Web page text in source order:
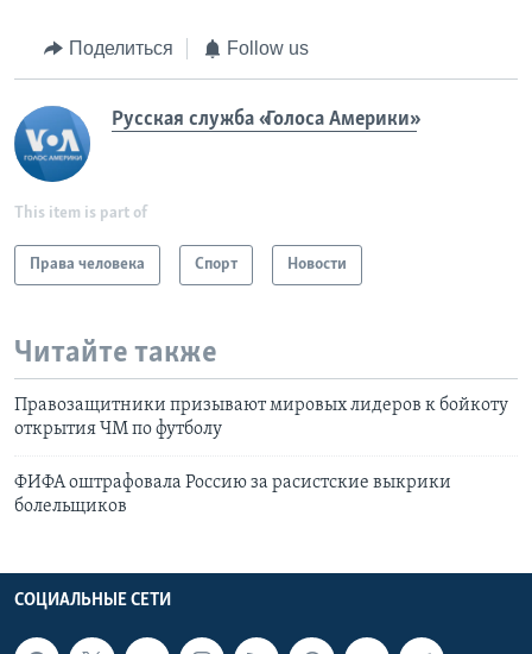
Поделиться Follow us
Русская служба «Голоса Америки»
This item is part of
Права человека Спорт Новости
Читайте также
Правозащитники призывают мировых лидеров к бойкоту
открытия ЧМ по футболу
ФИФА оштрафовала Россию за расистские выкрики
болельщиков
СОЦИАЛЬНЫЕ СЕТИ